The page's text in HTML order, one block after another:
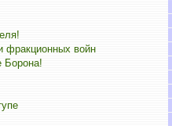
фракционных войн
Борона!